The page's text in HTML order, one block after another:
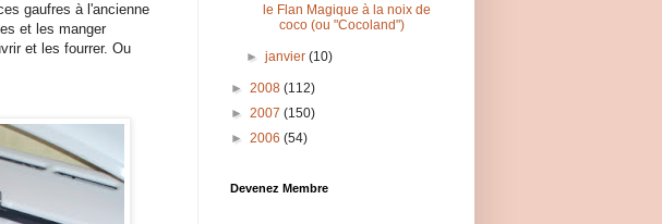
gaufres à l'ancienne
et les manger
et les fourrer. Ou
le Flan Magique à la noix de
coco (ou "Cocoland")
►janvier(10)
► 2008 (112)
► 2007 (150)
► 2006 (54)
Devenez Membre